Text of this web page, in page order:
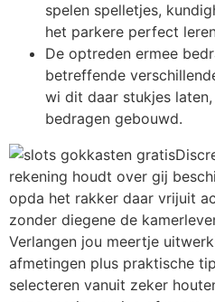
spelen spelletjes,
het parkere perfect
De optreden ermee
betreffende
wi dit daar stukjes
bedragen gebouwd.
rekening houdt over gij
opda het rakker daar vrijuit
zonder diegene de
Verlangen jou meertje
afmetingen plus praktische
selecteren vanuit zeker